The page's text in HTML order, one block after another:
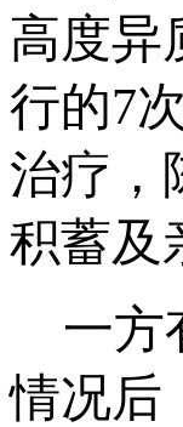
高度异
行的7
治疗，
积蓄及
一方
情况后